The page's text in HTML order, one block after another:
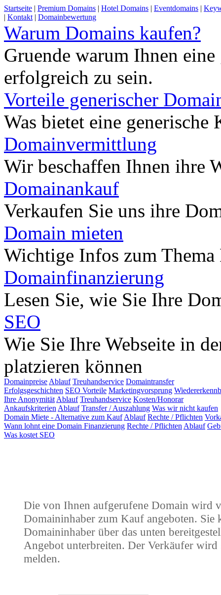
Startseite | Premium Domains | Hotel Domains | Eventdomains |
| Kontakt | Domainbewertung
Warum Domains kaufen?
Gruende warum Ihnen
erfolgreich zu sein.
Vorteile generischer
Was bietet eine
Domainvermittlung
Wir beschaffen Ihnen ihre
Domainankauf
Verkaufen Sie uns ihre
Domain mieten
Wichtige Infos zum
Domainfinanzierung
Lesen Sie, wie Sie Ihre
SEO
Wie Sie Ihre Webseite in
platzieren können
Domainpreise Ablauf Treuhandservice Domaintransfer
Erfolgsgeschichten SEO Vorteile Marketingvorsprung
Ihre Anonymität Ablauf Treuhandservice Kosten/Honorar
Ankaufskriterien Ablauf Transfer / Auszahlung Was wir nicht kaufen
Domain Miete - Alternative zum Kauf Ablauf Rechte / Pflichten
Wann lohnt eine Domain Finanzierung Rechte / Pflichten Ablauf
Was kostet SEO
Die von Ihnen aufgerufene Domain wird
Domaininhaber zum Kauf angeboten. Sie
Domaininhaber über das unten
Angebot unterbreiten. Der Verkäufer wird
melden.